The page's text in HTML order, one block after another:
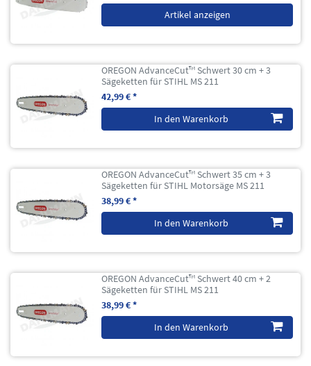
Artikel anzeigen
OREGON AdvanceCut™ Schwert 30 cm + 3
Sägeketten für STIHL MS 211
42,99 € *
In den Warenkorb
OREGON AdvanceCut™ Schwert 35 cm + 3
Sägeketten für STIHL Motorsäge MS 211
38,99 € *
In den Warenkorb
OREGON AdvanceCut™ Schwert 40 cm + 2
Sägeketten für STIHL MS 211
38,99 € *
In den Warenkorb